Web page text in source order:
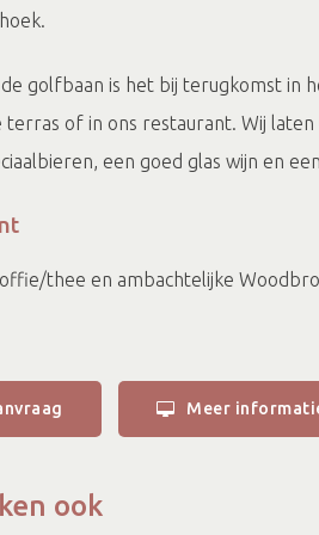
golfbaan is het bij terugkomst in
of in ons restaurant. Wij laten
een goed glas wijn en
thee en ambachtelijke
in een standaard
Chef's choise op de tweede
Golfclub 't Zelle in Hengelo (Gld)
met oplaadmogelijkheden
Meer
ook